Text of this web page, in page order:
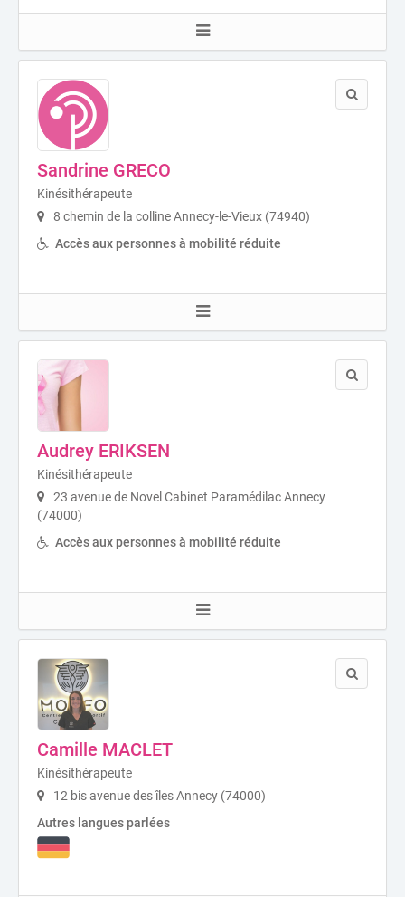
Sandrine GRECO
Kinésithérapeute
8 chemin de la colline Annecy-le-Vieux (74940)
Accès aux personnes à mobilité réduite
Audrey ERIKSEN
Kinésithérapeute
23 avenue de Novel Cabinet Paramédilac Annecy
(74000)
Accès aux personnes à mobilité réduite
Camille MACLET
Kinésithérapeute
12 bis avenue des îles Annecy (74000)
Autres langues parlées